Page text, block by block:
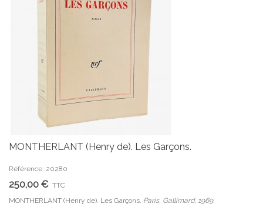
MONTHERLANT (Henry de). Les Garçons.
Référence: 20280
250,00 € TTC
MONTHERLANT (Henry de). Les Garçons. Paris, Gallimard, 1969.